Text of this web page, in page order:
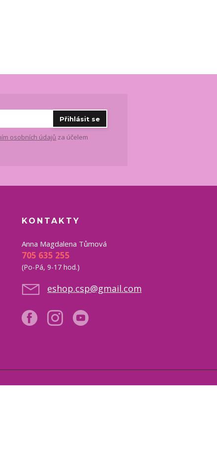
Přihlásit se
osobních údajů za účelem
KONTAKTY
Anna Magdalena Tůmová
705 635 255
(Po-Pá, 9-17 hod.)
eshop.csp@gmail.com